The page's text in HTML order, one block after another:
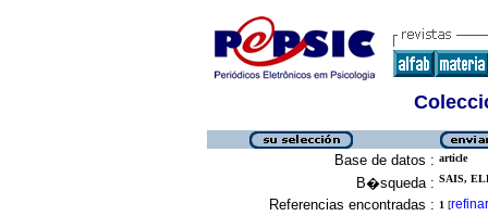
Base de datos : article
B�squeda : SAIS,
Referencias encontradas : 1 [refinar